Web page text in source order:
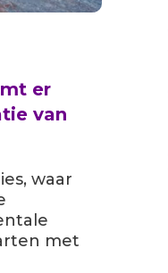
er
van
waar
met